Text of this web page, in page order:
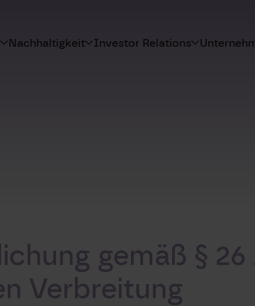
Nachhaltigkeit Investor Relations
gemäß § 26
Verbreitung